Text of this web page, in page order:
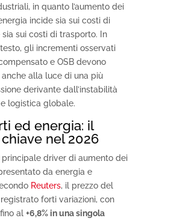
in quanto l’aumento dei
incide sia sui costi di
sia sui costi di trasporto. In
gli incrementi osservati
e OSB devono
alla luce di una più
derivante dall’instabilità
logistica globale.
ed energia: il
nel 2026
principale driver di aumento dei
da energia e
Reuters, il prezzo del
forti variazioni, con
al +6,8% in una singola